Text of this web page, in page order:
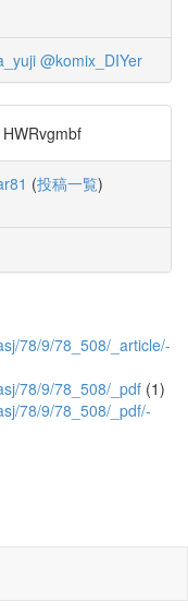
@komix_DIYer
(投稿一覧)
78/9/78_508/_article/-
78/9/78_508/_pdf (1)
78/9/78_508/_pdf/-